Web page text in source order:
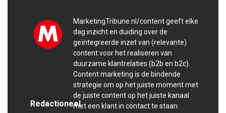
MarketingTribune.nl/content geeft elke
dag inzicht en duiding over de
geïntegreerde inzet van (relevante)
content voor het realiseren van
duurzame klantrelaties (b2b en b2c).
Content marketing is de bindende
strategie om op het juiste moment met
de juiste content op het juiste kanaal
met een klant in contact te staan.
Redactioneel